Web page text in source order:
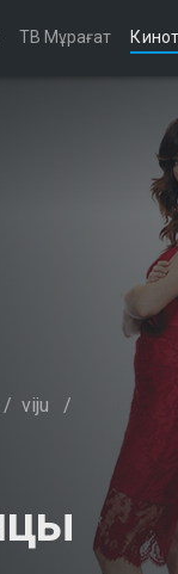
ТВ Мұрағат
/ viju /